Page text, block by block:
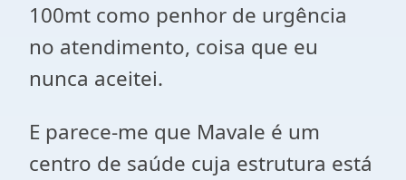
100mt como penhor de urgência
no atendimento, coisa que eu
nunca aceitei.
E parece-me que Mavale é um
centro de saúde cuja estrutura está